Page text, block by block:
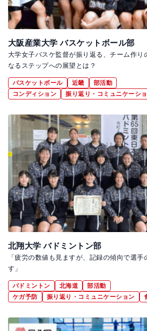
大阪産業大学 バスケットボール部
大学女子バスケ監督が振り返る、チーム作り
なるステップへの展望とは？
バスケットボール 近畿
部活動
コンディション
振り返り・コミュニケーシ
北翔大学 バドミントン部
「疲労の数値も見ますが、記録の傾向で選手
す」
バドミントン 北海道
部活動
ケガ予防
振り返り・コミュニケーション